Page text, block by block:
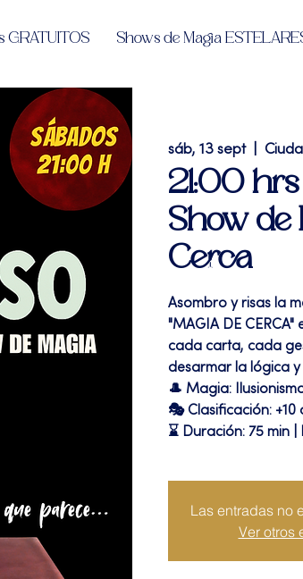
GRATUITOS Shows de Magia
sáb, 13 sept
  |
21:00 hrs
Show de
Cerca
Asombro y risas la
"MAGIA DE
cada carta, cada
desarmar la lógica
🎩 Magia:
🎭 Clasificación: +10
⌛ Duración: 75 min |
Las entradas no
Ver otros